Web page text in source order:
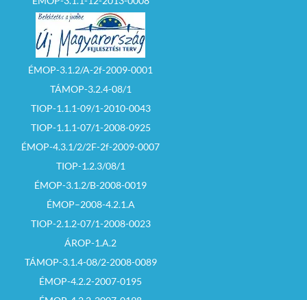
ÉMOP-3.1.2/A-2f-2009-0001
TÁMOP-3.2.4-08/1
TIOP-1.1.1-09/1-2010-0043
TIOP-1.1.1-07/1-2008-0925
ÉMOP-4.3.1/2/2F-2f-2009-0007
TIOP-1.2.3/08/1
ÉMOP-3.1.2/B-2008-0019
ÉMOP–2008-4.2.1.A
TIOP-2.1.2-07/1-2008-0023
ÁROP-1.A.2
TÁMOP-3.1.4-08/2-2008-0089
ÉMOP-4.2.2-2007-0195